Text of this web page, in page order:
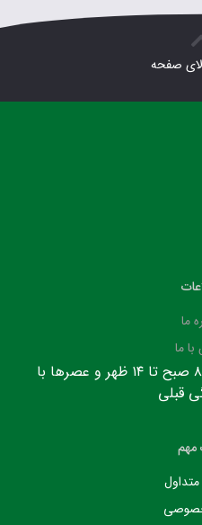
صفحه
ما
ما
ساعت کاری: ساعت اداری از ۸ صبح تا ۱۴ ظهر و عصرها با
قبلی
مهم